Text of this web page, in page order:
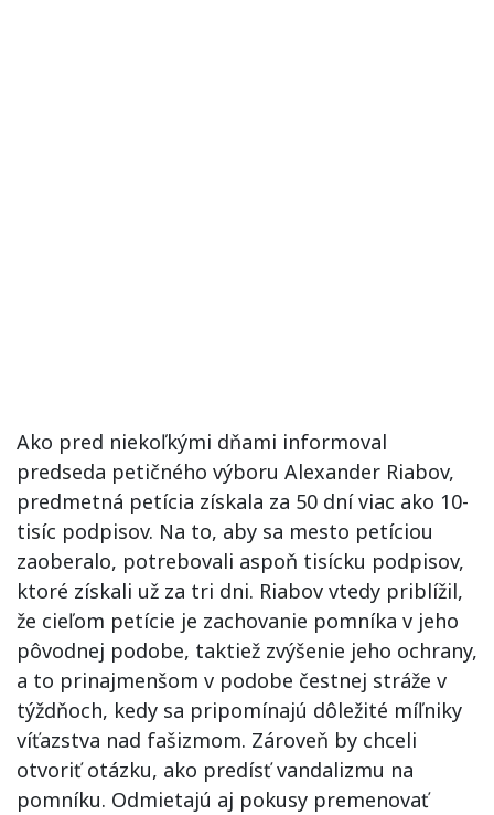
Ako pred niekoľkými dňami informoval
predseda petičného výboru Alexander Riabov,
predmetná petícia získala za 50 dní viac ako 10-
tisíc podpisov. Na to, aby sa mesto petíciou
zaoberalo, potrebovali aspoň tisícku podpisov,
ktoré získali už za tri dni. Riabov vtedy priblížil,
že cieľom petície je zachovanie pomníka v jeho
pôvodnej podobe, taktiež zvýšenie jeho ochrany,
a to prinajmenšom v podobe čestnej stráže v
týždňoch, kedy sa pripomínajú dôležité míľniky
víťazstva nad fašizmom. Zároveň by chceli
otvoriť otázku, ako predísť vandalizmu na
pomníku. Odmietajú aj pokusy premenovať